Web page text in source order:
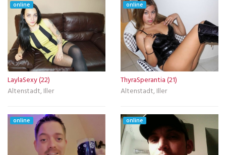
online
LaylaSexy (22)
Altenstadt, Iller
online
ThyraSperantia (21)
Altenstadt, Iller
online online